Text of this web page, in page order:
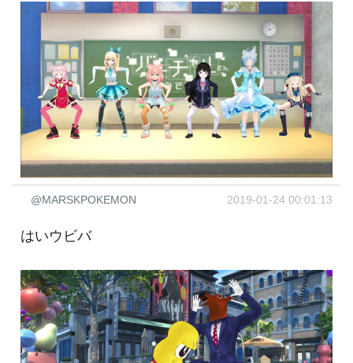
@MARSKPOKEMON 2019-01-24 00:01:13
はいウビバ